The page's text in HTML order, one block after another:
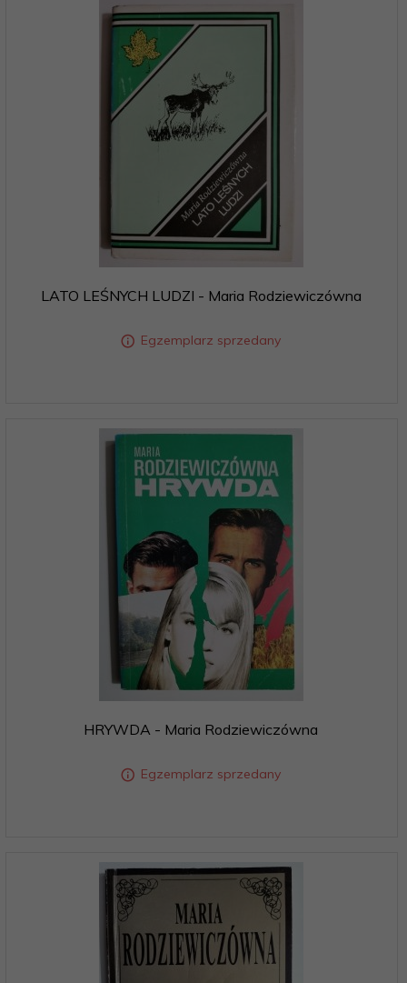
LATO LEŚNYCH LUDZI - Maria Rodziewiczówna
Egzemplarz sprzedany
HRYWDA - Maria Rodziewiczówna
Egzemplarz sprzedany